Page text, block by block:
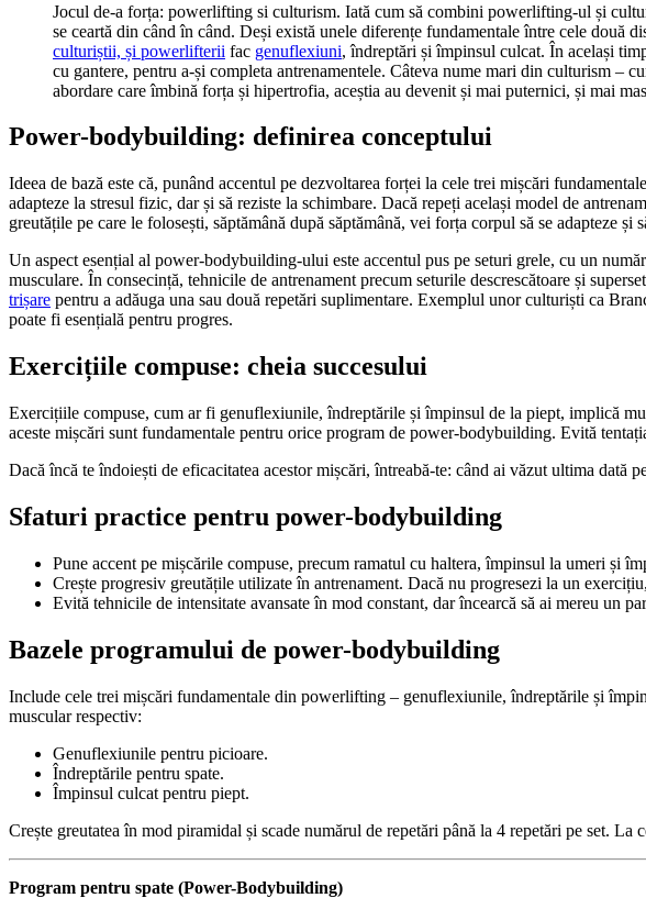
Jocul de-a forța: powerlifting si culturism. Iată cum să combini powerlifting-ul și
se ceartă din când în când. Deși există unele diferențe fundamentale între cele
culturiștii, și powerlifterii fac genuflexiuni, îndreptări și împinsul culcat. În același
cu gantere, pentru a-și completa antrenamentele. Câteva nume mari din culturism –
abordare care îmbină forța și hipertrofia, aceștia au devenit și mai puternici, și mai
Power-bodybuilding: definirea conceptului
Ideea de bază este că, punând accentul pe dezvoltarea forței la cele trei mișcări
adapteze la stresul fizic, dar și să reziste la schimbare. Dacă repeți același model de
greutățile pe care le folosești, săptămână după săptămână, vei forța corpul să se adapteze și
Un aspect esențial al power-bodybuilding-ului este accentul pus pe seturi grele, cu un
musculare. În consecință, tehnicile de antrenament precum seturile descrescătoare și
trișare pentru a adăuga una sau două repetări suplimentare. Exemplul unor culturiști ca
poate fi esențială pentru progres.
Exercițiile compuse: cheia succesului
Exercițiile compuse, cum ar fi genuflexiunile, îndreptările și împinsul de la piept, implică
aceste mișcări sunt fundamentale pentru orice program de power-bodybuilding. Evită
Dacă încă te îndoiești de eficacitatea acestor mișcări, întreabă-te: când ai văzut ultima
Sfaturi practice pentru power-bodybuilding
Pune accent pe mișcările compuse, precum ramatul cu haltera, împinsul la umeri și
Crește progresiv greutățile utilizate în antrenament. Dacă nu progresezi la un
Evită tehnicile de intensitate avansate în mod constant, dar încearcă să ai mereu un
Bazele programului de power-bodybuilding
Include cele trei mișcări fundamentale din powerlifting – genuflexiunile, îndreptările și
muscular respectiv:
Genuflexiunile pentru picioare.
Îndreptările pentru spate.
Împinsul culcat pentru piept.
Crește greutatea în mod piramidal și scade numărul de repetări până la 4 repetări pe set. La
Program pentru spate (Power-Bodybuilding)